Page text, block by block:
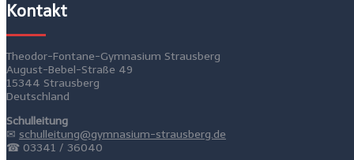
Kontakt
Theodor-Fontane-Gymnasium Strausberg
August-Bebel-Straße 49
15344 Strausberg
Deutschland
Schulleitung
✉ schulleitung@gymnasium-strausberg.de
☎ 03341 / 36040